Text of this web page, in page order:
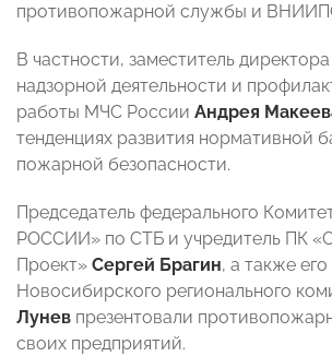
противопожарной службы и
В частности, заместитель
надзорной деятельности и
работы МЧС России Андрея
тенденциях развития нормативной
пожарной безопасности.
Председатель федерального
РОССИИ» по СТБ и учредитель ПК
Проект» Сергей Брагин, а также его
Новосибирского регионального
Лунев презентовали
своих предприятий.